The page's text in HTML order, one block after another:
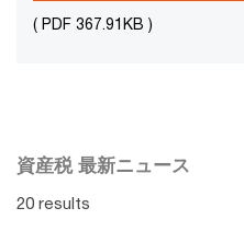
( PDF 367.91KB )
資産税 最新ニュース
20 results